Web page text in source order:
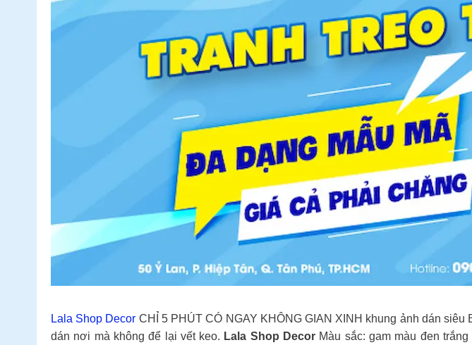
Lala Shop Decor CHỈ 5 PHÚT CÓ NGAY KHÔNG GIAN XINH khung ảnh dán
dán nơi mà không để lại vết keo. Lala Shop Decor Màu sắc: gam màu đen